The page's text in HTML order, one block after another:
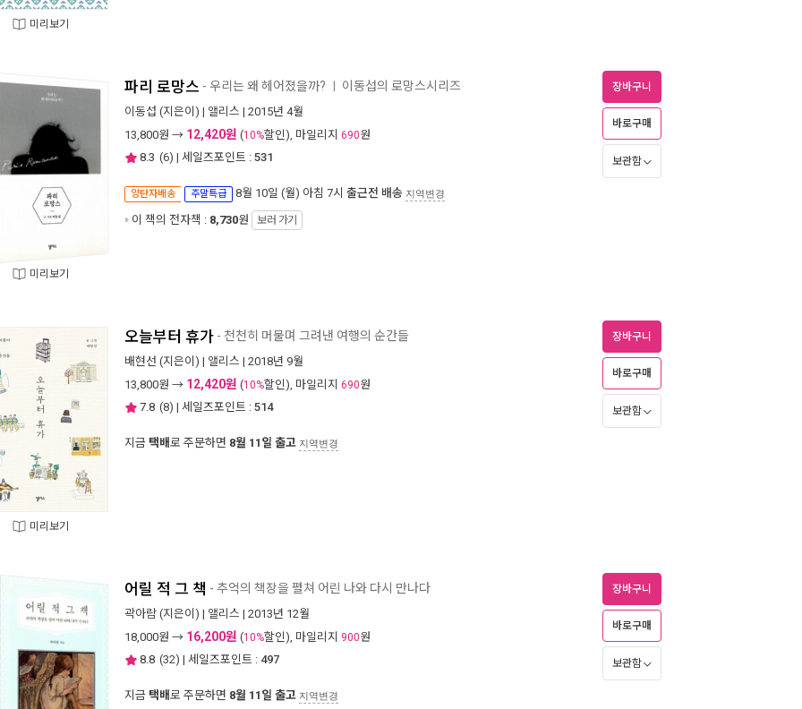
미리보기
미리보기
파리 로망스 - 우리는 왜 헤어졌을까? 이동섭의 로망스시리즈
이동섭 (지은이) | 앨리스 | 2015년 4월
13,800원 → 12,420원 (10%할인), 마일리지 690원
8.3 (6) | 세일즈포인트 : 531
양탄자배송 주말특급 8월 10일 (월) 아침 7시 출근전 배송 지역변경
이 책의 전자책 : 8,730원 보러 가기
장바구니
바로구매
보관함
미리보기
오늘부터 휴가 - 천천히 머물며 그려낸 여행의 순간들
배현선 (지은이) | 앨리스 | 2018년 9월
13,800원 → 12,420원 (10%할인), 마일리지 690원
7.8 (8) | 세일즈포인트 : 514
지금 택배로 주문하면 8월 11일 출고 지역변경
장바구니
바로구매
보관함
어릴 적 그 책 - 추억의 책장을 펼쳐 어린 나와 다시 만나다
곽아람 (지은이) | 앨리스 | 2013년 12월
18,000원 → 16,200원 (10%할인), 마일리지 900원
8.8 (32) | 세일즈포인트 : 497
지금 택배로 주문하면 8월 11일 출고 지역변경
장바구니
바로구매
보관함